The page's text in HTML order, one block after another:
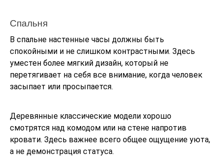
Спальня
В спальне настенные часы должны быть
спокойными и не слишком контрастными. Здесь
уместен более мягкий дизайн, который не
перетягивает на себя все внимание, когда человек
засыпает или просыпается.
Деревянные классические модели хорошо
смотрятся над комодом или на стене напротив
кровати. Здесь важнее всего общее ощущение уюта,
а не демонстрация статуса.